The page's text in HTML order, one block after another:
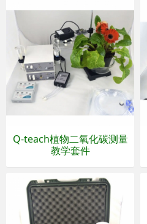
Q-teach植物二氧化碳测量
教学套件